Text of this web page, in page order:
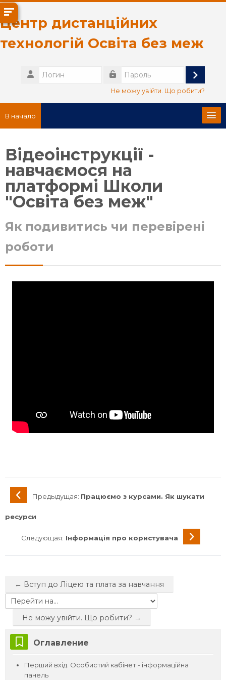
Перейти к основному содержанию
Центр дистанційних
технологій Освіта без меж
Логин
Вход
Не можу увійти. Що робити?
В начало
Про нас
Русский ‎(ru)‎
курса
Відеоінструкції -
навчаємося на
платформі Школи
"Освіта без меж"
Як подивитись чи перевірені
роботи
Предыдущая: Працюємо з курсами. Як шукати
ресурси
Следующая: Інформація про користувача
← Вступ до Ліцею та плата за навчання
Перейти на...
Не можу увійти. Що робити? →
Пропустить Оглавление
Оглавление
Перший вхід. Особистий кабінет - інформаційна
панель